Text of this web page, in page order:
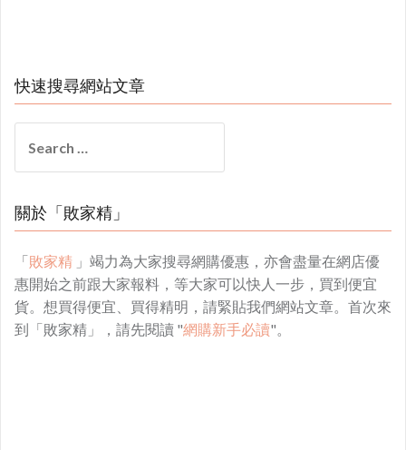
快速搜尋網站文章
for:
關於「敗家精」
「敗家精 」竭力為大家搜尋網購優惠，亦會盡量在網店優
惠開始之前跟大家報料，等大家可以快人一步，買到便宜
貨。想買得便宜、買得精明，請緊貼我們網站文章。首次來
到「敗家精」，請先閱讀 "網購新手必讀"。